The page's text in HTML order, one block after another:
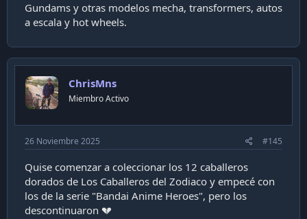
Gundams y otras modelos mecha, transformers, autos
a escala y hot wheels.
ChrisMns
Miembro Activo
26 Noviembre 2025 #145
Quise comenzar a coleccionar los 12 caballeros
dorados de Los Caballeros del Zodiaco y empecé con
los de la serie "Bandai Anime Heroes", pero los
descontinuaron 💔